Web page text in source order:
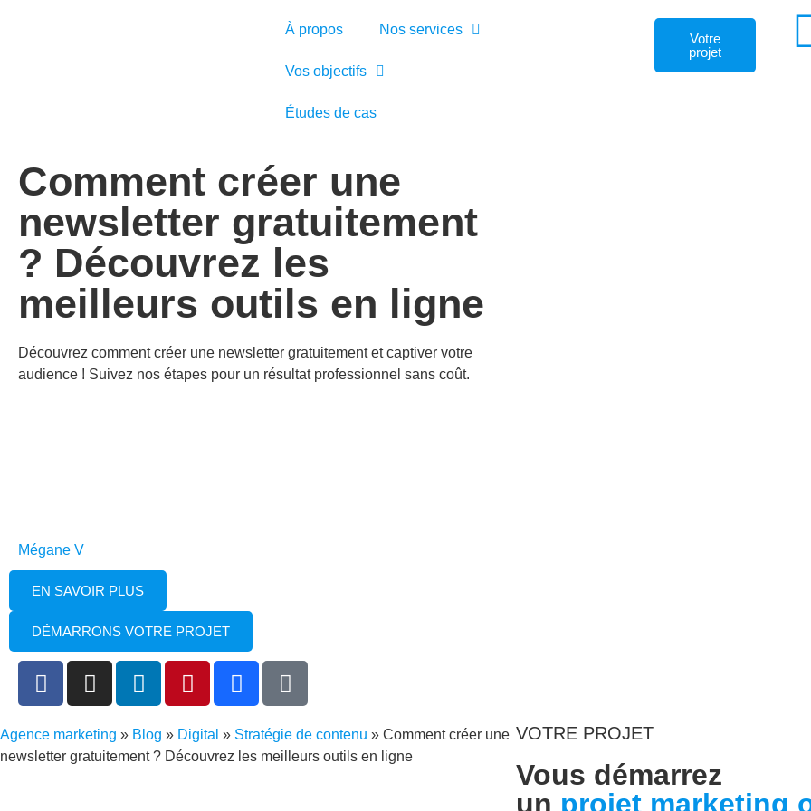
À propos Nos services
Vos objectifs
Études de cas
Votre
projet
Comment créer une
newsletter gratuitement
? Découvrez les
meilleurs outils en ligne
Découvrez comment créer une newsletter gratuitement et captiver votre
audience ! Suivez nos étapes pour un résultat professionnel sans coût.
Mégane V
EN SAVOIR PLUS
DÉMARRONS VOTRE PROJET
Agence marketing » Blog » Digital » Stratégie de contenu » Comment créer une
newsletter gratuitement ? Découvrez les meilleurs outils en ligne
VOTRE PROJET
Vous démarrez
un projet marketing